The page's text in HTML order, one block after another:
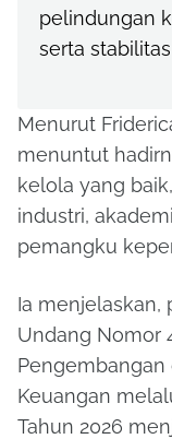
pelindungan
serta
Menurut
menuntut
kelola yang
industri,
pemangku
Ia menjelaskan,
Undang Nomor
Pengembangan
Keuangan
Tahun 2026